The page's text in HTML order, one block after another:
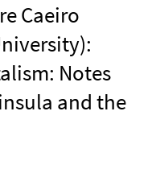
Caeiro
Notes
and the